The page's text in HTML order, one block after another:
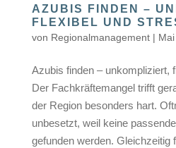
AZUBIS FINDEN –
FLEXIBEL UND
von Regionalmanagement|
Azubis finden – unkompliziert,
Der Fachkräftemangel trifft
der Region besonders hart.
unbesetzt, weil keine
gefunden werden. Gleichzeitig